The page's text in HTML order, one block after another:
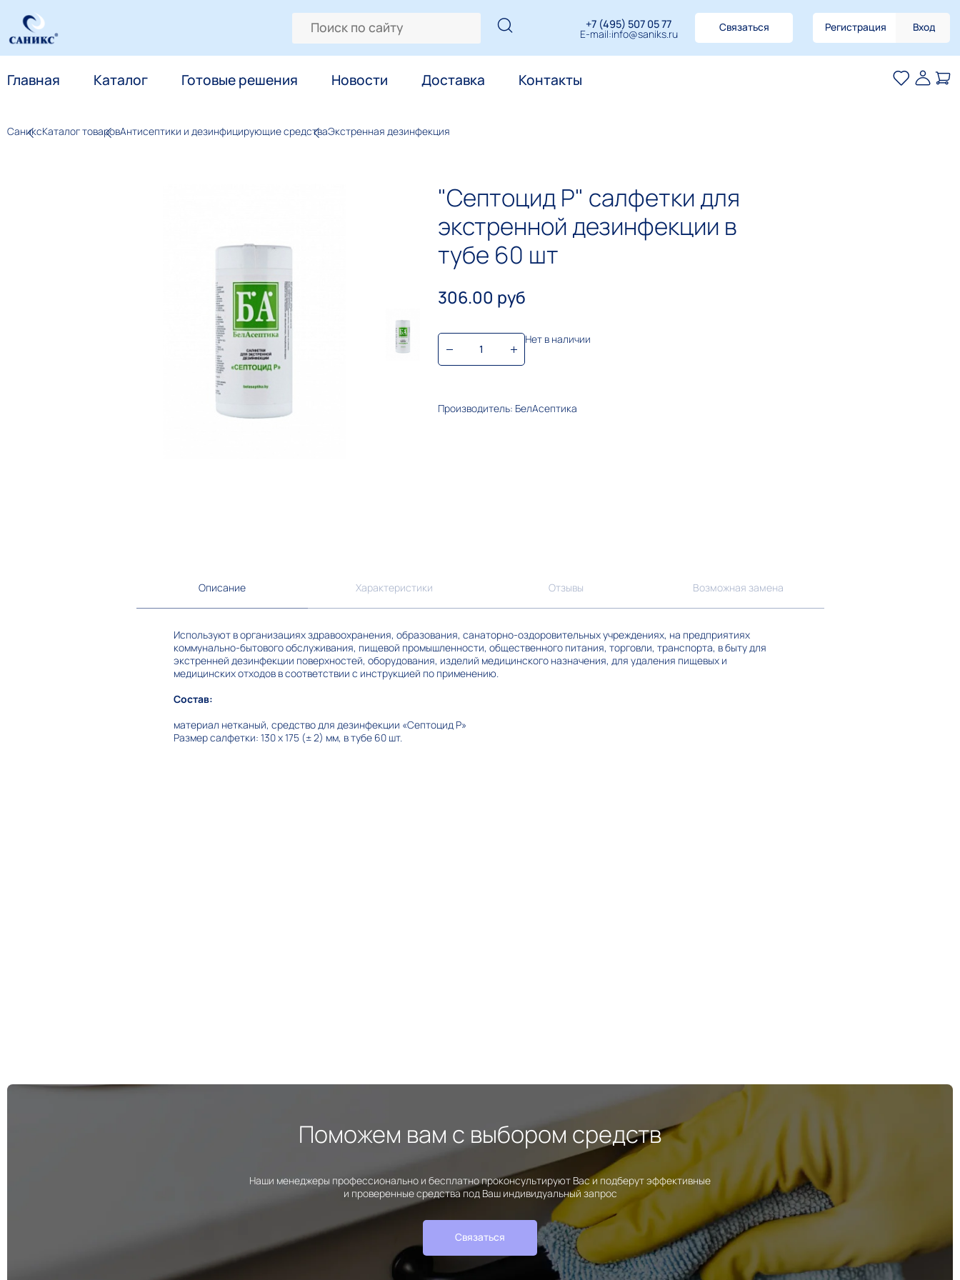
+7 (495) 507 05 77
E-mail:info@saniks.ru Связаться Регистрация Вход
Главная Каталог Готовые решения Новости Доставка Контакты
СаниксКаталог товаровАнтисептики и дезинфицирующие средстваЭкстренная дезинфекция
"Септоцид Р" салфетки для
экстренной дезинфекции в
тубе 60 шт
306.00 руб
Нет в наличии
Производитель: БелАсептика
Описание Характеристики Отзывы Возможная замена
Используют в организациях здравоохранения, образования, санаторно-оздоровительных учреждениях, на предприятиях
коммунально-бытового обслуживания, пищевой промышленности, общественного питания, торговли, транспорта, в быту для
экстренней дезинфекции поверхностей, оборудования, изделий медицинского назначения, для удаления пищевых и
медицинских отходов в соответствии с инструкцией по применению.
Состав:
материал нетканый, средство для дезинфекции «Септоцид Р»
Размер салфетки: 130 х 175 (± 2) мм, в тубе 60 шт.
Поможем вам с выбором средств
Наши менеджеры профессионально и бесплатно проконсультируют Вас и подберут эффективные
и проверенные средства под Ваш индивидуальный запрос
Связаться